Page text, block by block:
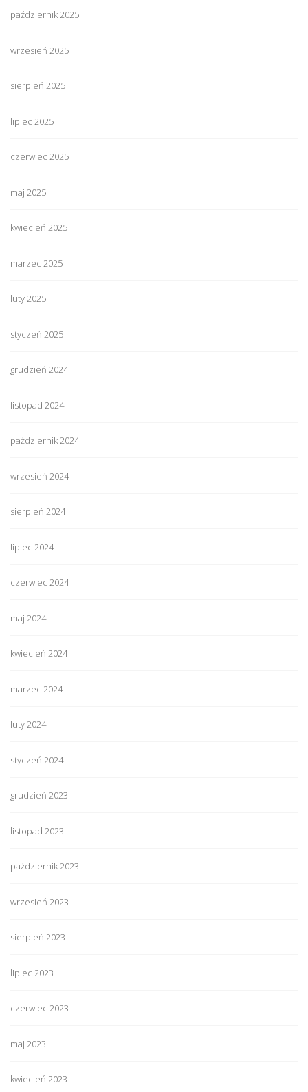
październik 2025
wrzesień 2025
sierpień 2025
lipiec 2025
czerwiec 2025
maj 2025
kwiecień 2025
marzec 2025
luty 2025
styczeń 2025
grudzień 2024
listopad 2024
październik 2024
wrzesień 2024
sierpień 2024
lipiec 2024
czerwiec 2024
maj 2024
kwiecień 2024
marzec 2024
luty 2024
styczeń 2024
grudzień 2023
listopad 2023
październik 2023
wrzesień 2023
sierpień 2023
lipiec 2023
czerwiec 2023
maj 2023
kwiecień 2023